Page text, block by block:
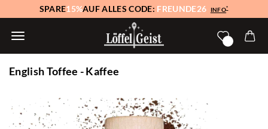
SPARE15%AUF ALLES CODE: FREUNDE26 INFO*
English Toffee - Kaffee